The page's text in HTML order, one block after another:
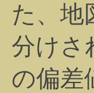
た、地
分けさ
の偏差